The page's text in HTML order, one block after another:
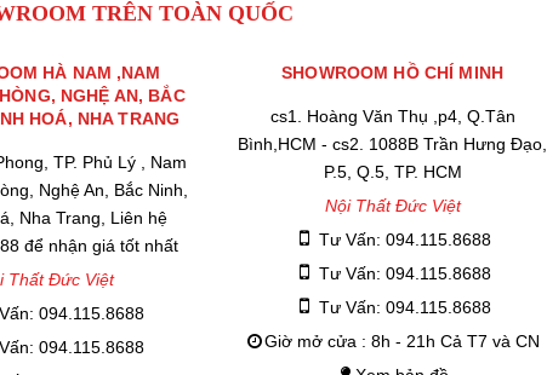
TRÊN TOÀN QUỐC
HÀ NAM ,NAM
NGHỆ AN, BẮC
HOÁ, NHA TRANG
TP. Phủ Lý , Nam
Nghệ An, Bắc Ninh,
Nha Trang, Liên hệ
để nhận giá tốt nhất
Thất Đức Việt
094.115.8688
094.115.8688
SHOWROOM HỒ CHÍ MINH
cs1. Hoàng Văn Thụ ,p4, Q.Tân
Bình,HCM - cs2. 1088B Trần Hưng Đạo,
P.5, Q.5, TP. HCM
Nội Thất Đức Việt
Tư Vấn: 094.115.8688
Tư Vấn: 094.115.8688
Tư Vấn: 094.115.8688
Giờ mở cửa : 8h - 21h Cả T7 và CN